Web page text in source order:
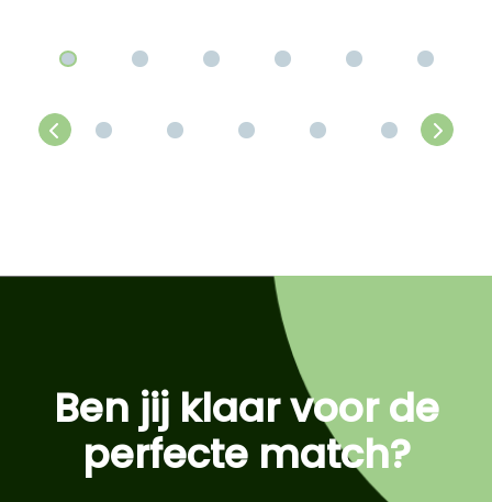
Ben jij klaar voor de
perfecte match?